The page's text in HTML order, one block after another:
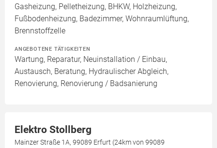
Gasheizung, Pelletheizung, BHKW, Holzheizung,
Fußbodenheizung, Badezimmer, Wohnraumlüftung,
Brennstoffzelle
ANGEBOTENE TÄTIGKEITEN
Wartung, Reparatur, Neuinstallation / Einbau,
Austausch, Beratung, Hydraulischer Abgleich,
Renovierung, Renovierung / Badsanierung
Elektro Stollberg
Mainzer Straße 1A, 99089 Erfurt (24km von 99089